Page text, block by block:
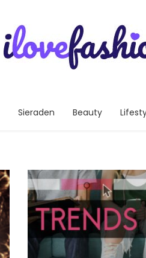
Sieraden Beauty